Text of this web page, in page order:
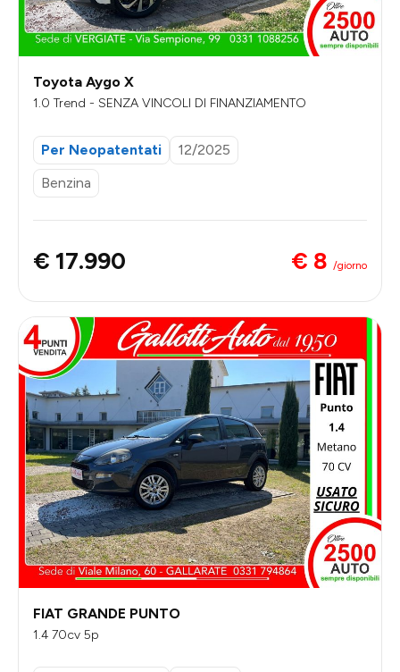
Toyota Aygo X
1.0 Trend - SENZA VINCOLI DI FINANZIAMENTO
Per Neopatentati
12/2025
Benzina
€ 17.990 € 8 /giorno
FIAT GRANDE PUNTO
1.4 70cv 5p